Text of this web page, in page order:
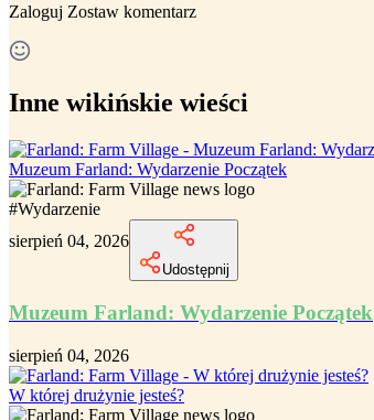
Zaloguj Zostaw komentarz
Inne wikińskie wieści
Muzeum Farland: Wydarzenie Początek
#Wydarzenie
sierpień 04, 2026
Udostępnij
Muzeum Farland: Wydarzenie Początek
sierpień 04, 2026
W której drużynie jesteś?